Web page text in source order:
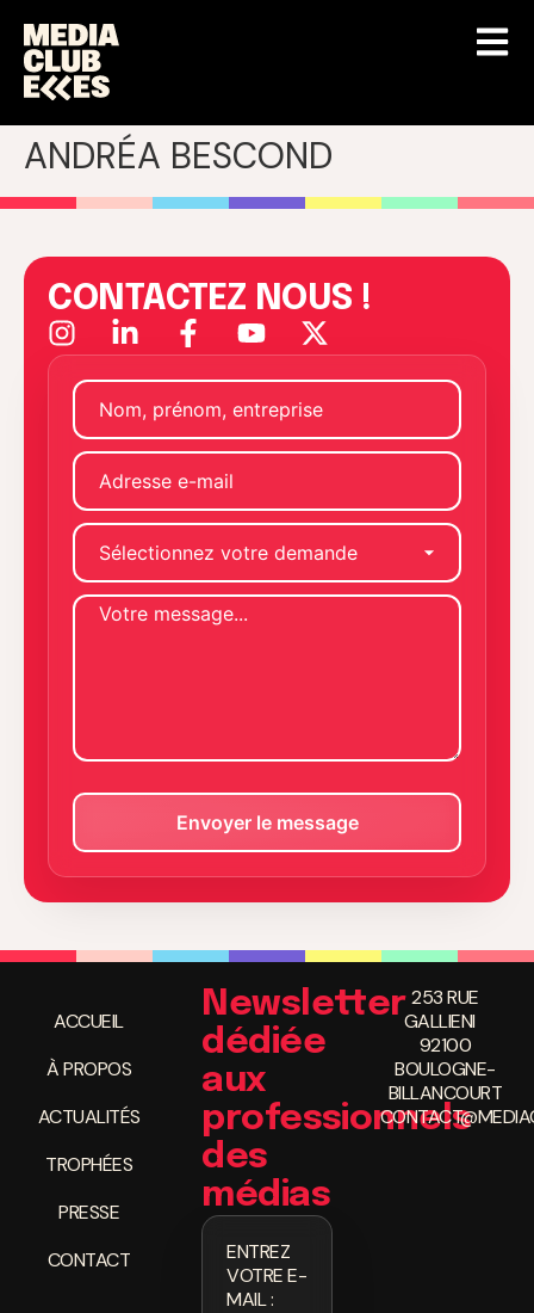
ANDRÉA BESCOND
CONTACTEZ NOUS !
ACCUEIL
À PROPOS
ACTUALITÉS
TROPHÉES
PRESSE
CONTACT
Newsletter
dédiée
aux
professionnels
des
médias
ENTREZ
VOTRE E-
MAIL :
253 RUE
GALLIENI
92100
BOULOGNE-
BILLANCOURT